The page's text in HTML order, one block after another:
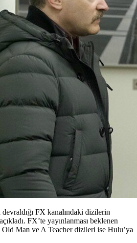
FX kanalındaki dizilerin
FX’te yayınlanması beklenen
Man ve A Teacher dizileri ise Hulu’ya